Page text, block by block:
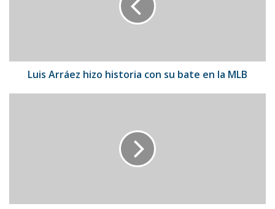
la
Luis Arráez hizo historia con su bate en la MLB
MLB